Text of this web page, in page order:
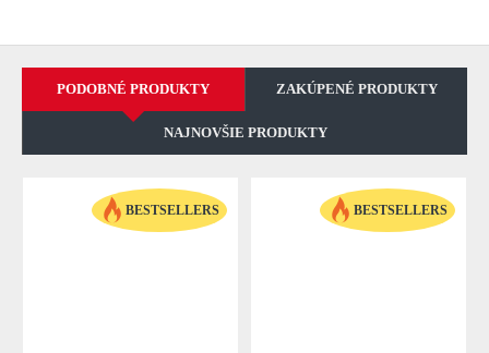
PODOBNÉ PRODUKTY ZAKÚPENÉ PRODUKTY
NAJNOVŠIE PRODUKTY
BESTSELLERS BESTSELLERS